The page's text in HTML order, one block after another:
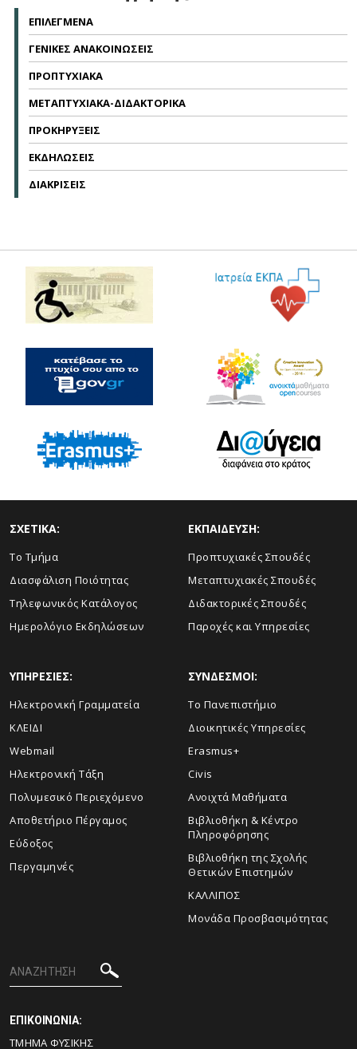
ΕΠΙΛΕΓΜΕΝΑ
ΓΕΝΙΚΕΣ ΑΝΑΚΟΙΝΩΣΕΙΣ
ΠΡΟΠΤΥΧΙΑΚΑ
ΜΕΤΑΠΤΥΧΙΑΚΑ-ΔΙΔΑΚΤΟΡΙΚΑ
ΠΡΟΚΗΡΥΞΕΙΣ
ΕΚΔΗΛΩΣΕΙΣ
ΔΙΑΚΡΙΣΕΙΣ
ΣΧΕΤΙΚΑ:
Το Τμήμα
Διασφάλιση Ποιότητας
Τηλεφωνικός Κατάλογος
Ημερολόγιο Εκδηλώσεων
ΕΚΠΑΙΔΕΥΣΗ:
Προπτυχιακές Σπουδές
Μεταπτυχιακές Σπουδές
Διδακτορικές Σπουδές
Παροχές και Υπηρεσίες
ΥΠΗΡΕΣΙΕΣ:
Ηλεκτρονική Γραμματεία
ΚΛΕΙΔΙ
Webmail
Ηλεκτρονική Τάξη
Πολυμεσικό Περιεχόμενο
Αποθετήριο Πέργαμος
Εύδοξος
Περγαμηνές
ΣΥΝΔΕΣΜΟΙ:
Το Πανεπιστήμιο
Διοικητικές Υπηρεσίες
Erasmus+
Civis
Ανοιχτά Μαθήματα
Βιβλιοθήκη & Κέντρο
Πληροφόρησης
Βιβλιοθήκη της Σχολής
Θετικών Επιστημών
ΚΑΛΛΙΠΟΣ
Μονάδα Προσβασιμότητας
ΕΠΙΚΟΙΝΩΝΙΑ:
ΤΜΗΜΑ ΦΥΣΙΚΗΣ